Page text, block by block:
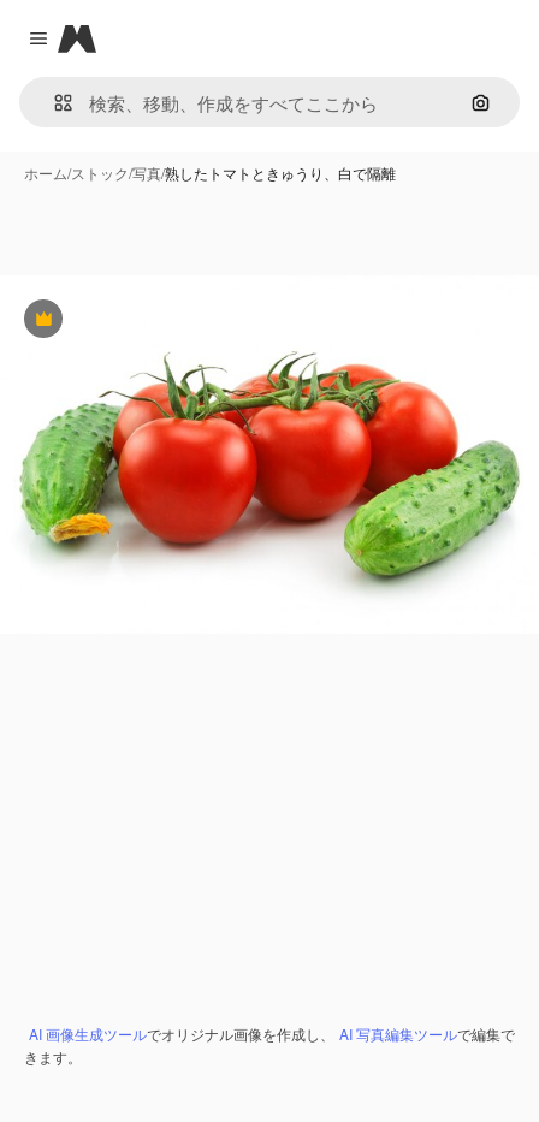
Close menu
Magnific
画像で
ホーム/ストック/写真/熟したトマトときゅうり、白で隔離
Premium
AI 画像生成ツールでオリジナル画像を作成し、 AI 写真編集ツールで編集で
きます。